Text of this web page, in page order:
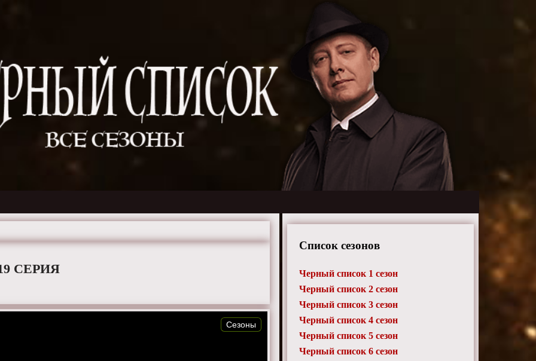
СЕРИЯ
Сезоны
Список сезонов
Черный список 1 сезон
Черный список 2 сезон
Черный список 3 сезон
Черный список 4 сезон
Черный список 5 сезон
Черный список 6 сезон